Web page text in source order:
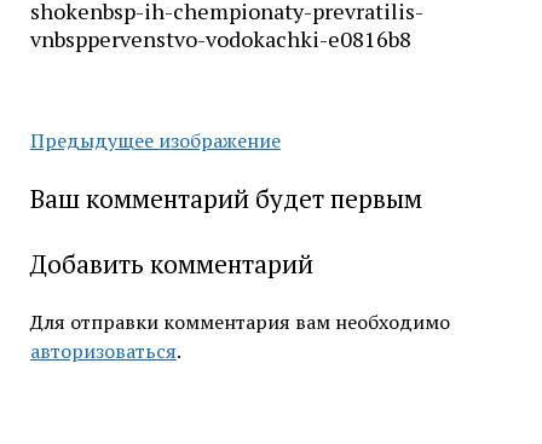
shokenbsp-ih-chempionaty-prevratilis-
vnbsppervenstvo-vodokachki-e0816b8
Предыдущее изображение
Ваш комментарий будет первым
Добавить комментарий
Для отправки комментария вам необходимо
авторизоваться.